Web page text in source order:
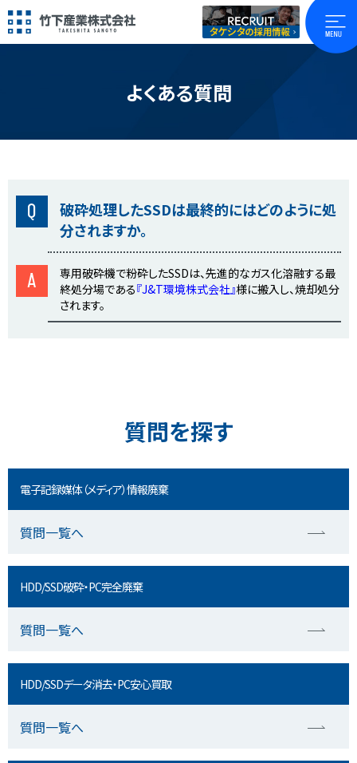
よくある質問
Q
破砕処理したSSDは最終的にはどのように処
分されますか。
A
専用破砕機で粉砕したSSDは、先進的なガス化溶融する最
終処分場である『J&T環境株式会社』様に搬入し、焼却処分
されます。
質問を探す
電子記録媒体（メディア）情報廃棄
質問一覧へ
HDD/SSD破砕・PC完全廃棄
質問一覧へ
HDD/SSDデータ消去・PC安心買取
質問一覧へ